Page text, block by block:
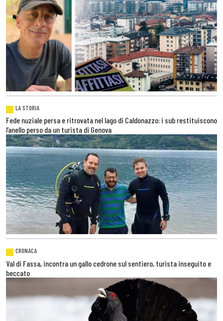
LA STORIA
Fede nuziale persa e ritrovata nel lago di Caldonazzo: i sub restituiscono
l’anello perso da un turista di Genova
CRONACA
Val di Fassa, incontra un gallo cedrone sul sentiero, turista inseguito e
beccato